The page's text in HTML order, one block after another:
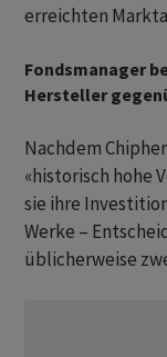
erreichten
Fondsmanager
Hersteller
Nachdem
«historisch hohe
sie ihre
Werke –
üblicherweise